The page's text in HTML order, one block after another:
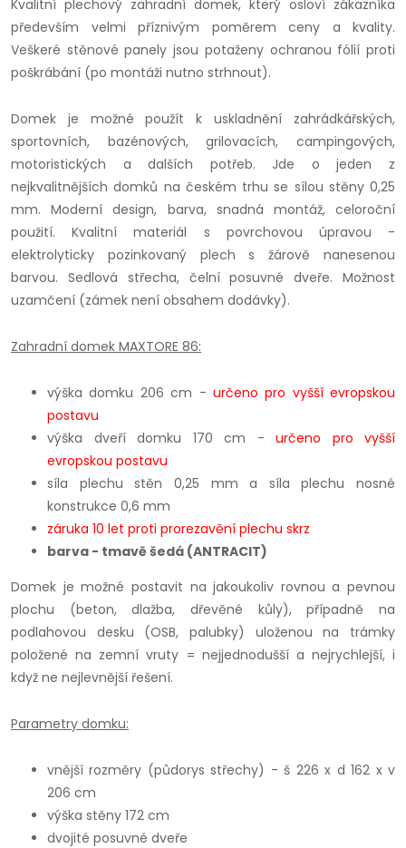
Kvalitní plechový zahradní domek, který osloví zákazníka
především velmi příznivým poměrem ceny a kvality.
Veškeré stěnové panely jsou potaženy ochranou fólií proti
poškrábání (po montáži nutno strhnout).
Domek je možné použít k uskladnění zahrádkářských,
sportovních, bazénových, grilovacích, campingových,
motoristických a dalších potřeb. Jde o jeden z
nejkvalitnějších domků na českém trhu se sílou stěny 0,25
mm. Moderní design, barva, snadná montáž, celoroční
použití. Kvalitní materiál s povrchovou úpravou -
elektrolyticky pozinkovaný plech s žárově nanesenou
barvou. Sedlová střecha, čelní posuvné dveře. Možnost
uzamčení (zámek není obsahem dodávky).
Zahradní domek MAXTORE 86:
výška domku 206 cm - určeno pro vyšší evropskou
postavu
výška dveří domku 170 cm - určeno pro vyšší
evropskou postavu
síla plechu stěn 0,25 mm a síla plechu nosné
konstrukce 0,6 mm
záruka 10 let proti prorezavění plechu skrz
barva - tmavě šedá (ANTRACIT)
Domek je možné postavit na jakoukoliv rovnou a pevnou
plochu (beton, dlažba, dřevěné kůly), případně na
podlahovou desku (OSB, palubky) uloženou na trámky
položené na zemní vruty = nejjednodušší a nejrychlejší, i
když ne nejlevnější řešení.
Parametry domku:
vnější rozměry (půdorys střechy) - š 226 x d 162 x v
206 cm
výška stěny 172 cm
dvojité posuvné dveře